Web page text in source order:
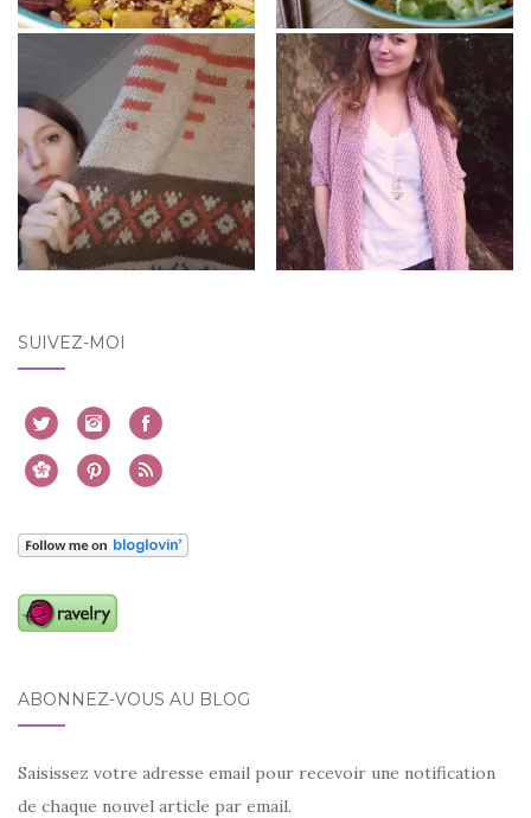
SUIVEZ-MOI
ABONNEZ-VOUS AU BLOG
Saisissez votre adresse email pour recevoir une notification
de chaque nouvel article par email.